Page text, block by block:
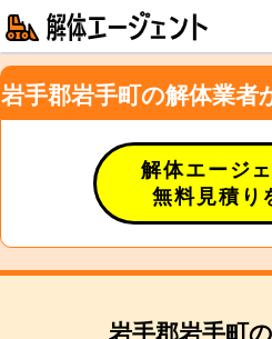
岩手郡岩手町の解体業者
解体エージ
無料見積り
岩手郡岩手町